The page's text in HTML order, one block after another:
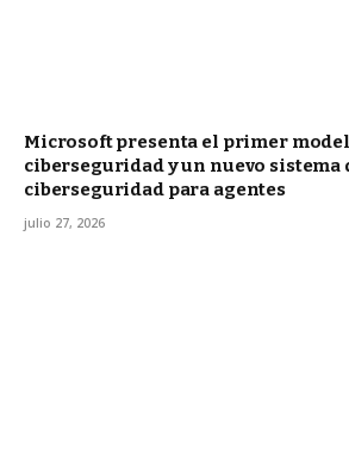
Microsoft presenta el primer
ciberseguridad y un nuevo sistema
ciberseguridad para agentes
julio 27, 2026